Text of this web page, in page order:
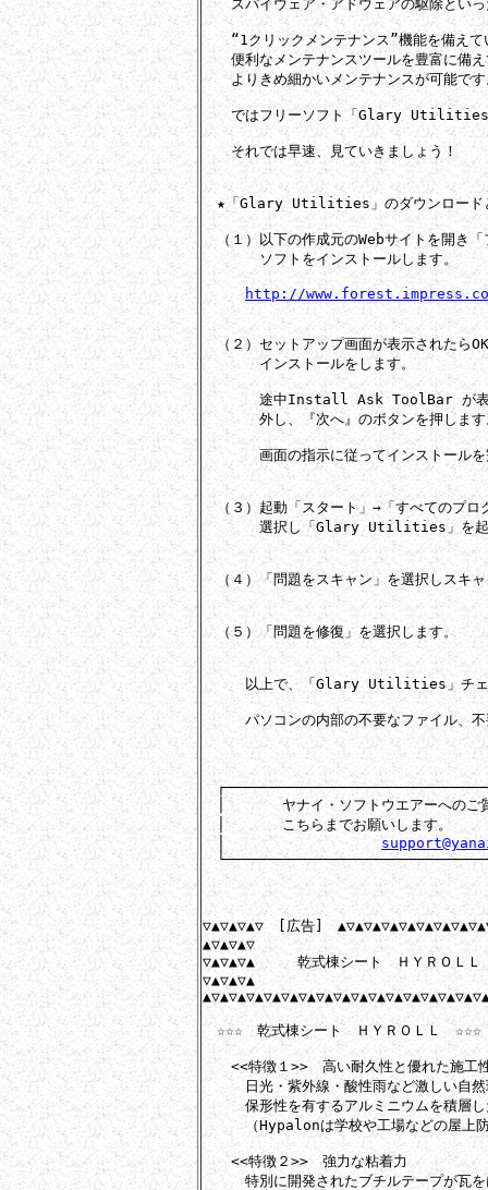
スパイウェア・アドウェアの駆除といっ
“1クリックメンテナンス”機能を備えて
便利なメンテナンスツールを豊富に備え
よりきめ細かいメンテナンスが可能です
ではフリーソフト「Glary Utilities」
それでは早速、見ていきましょう！
★「Glary Utilities」のダウンロード
（１）以下の作成元のWebサイトを開き「
ソフトをインストールします。
http://
（２）セットアップ画面が表示されたら
インストールをします。
途中Install Ask ToolBar が表示さ
外し、『次へ』のボタンを押します
画面の指示に従ってインストールを完
（３）起動「スタート」→「すべての
選択し「Glary Utilities」を起動
（４）「問題をスキャン」を選択しスキ
（５）「問題を修復」を選択します。
以上で、「Glary Utilities」チェッ
パソコンの内部の不要なファイル、不
│　　　　ヤナイ・ソフトウエアーへのご
│　　　　こちらまでお願いします。　　
│
▽▲▽▲▽▲▽　[広告]　
▲▽▲▽▲▽
▽▲▽▲▽▲　　　乾式棟シート　ＨＹＲＯＬＬ
▽▲▽▲▽▲
☆☆☆　乾式棟シート　ＨＹＲＯＬＬ　☆☆☆
<<特徴１>>　高い耐久性と優れた施工
日光・紫外線・酸性雨など激しい自然
保形性を有するアルミニウムを積層し
（Hypalonは学校や工場などの屋上防
<<特徴２>>　強力な粘着力
特別に開発されたブチルテープが瓦を